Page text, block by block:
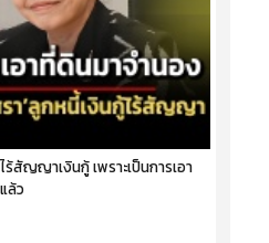
สัญญาเงินกู้ เพราะเป็นการเอา
ล้ว